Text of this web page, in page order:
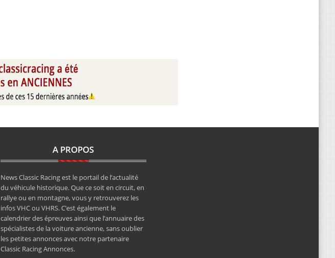
A PROPOS
News Classic Racing est le portail de l’actualité
du véhicule historique. Que ce soit en circuit, en
rallye ou en montagne, vous y retrouverez les
infos VHC ou VHRS. C’est également le
calendrier des épreuves ainsi que l’annuaire des
spécialistes de la voiture ancienne, sans oublier
les petites annonces avec notre partenaire
Classic Racing Annonces.